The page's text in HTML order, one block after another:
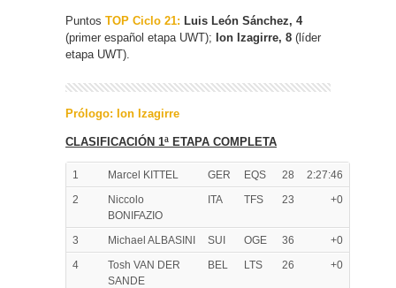
Puntos TOP Ciclo 21: Luis León Sánchez, 4
(primer español etapa UWT); Ion Izagirre, 8 (líder
etapa UWT).
Prólogo: Ion Izagirre
CLASIFICACIÓN 1ª ETAPA COMPLETA
1 Marcel KITTEL GER EQS 28
2:27:46
2
Niccolo
BONIFAZIO
ITA TFS 23 +0
3 Michael ALBASINI SUI OGE 36
+0
4
Tosh VAN DER
SANDE
BEL LTS 26 +0